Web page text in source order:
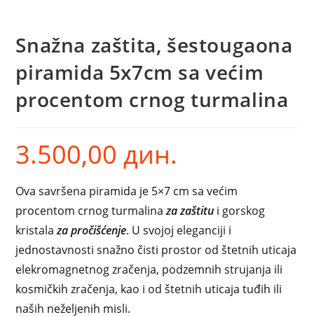
Snažna zaštita, šestougaona
piramida 5x7cm sa većim
procentom crnog turmalina
3.500,00дин.
Ova savršena piramida je 5×7 cm sa većim
procentom crnog turmalinaza zaštitu i gorskog
kristalaza pročišćenje. U svojoj eleganciji i
jednostavnosti snažno čisti prostor od štetnih uticaja
elekromagnetnog zračenja, podzemnih strujanja ili
kosmičkih zračenja, kao i od štetnih uticaja tuđih ili
naših neželjenih misli.